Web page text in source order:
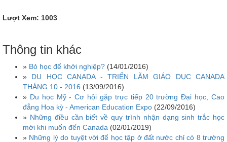
Lượt Xem: 1003
Thông tin khác
» Bỏ học để khởi nghiệp? (14/01/2016)
» DU HỌC CANADA - TRIỂN LÃM GIÁO DỤC CANADA
THÁNG 10 - 2016 (13/09/2016)
» Du học Mỹ - Cơ hội gặp trực tiếp 20 trường Đại học, Cao
đẳng Hoa kỳ - American Education Expo (22/09/2016)
» Những điều cần biết về quy trình nhận dạng sinh trắc học
mới khi muốn đến Canada (02/01/2019)
» Những lý do tuyệt vời để học tập ở đất nước chỉ có 8 trường